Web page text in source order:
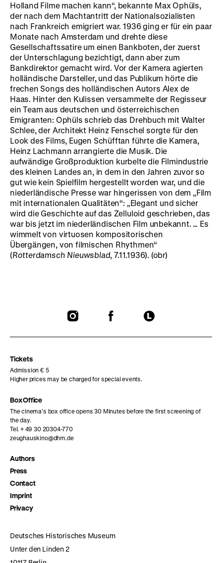
Holland Filme machen kann“, bekannte Max Ophüls,
der nach dem Machtantritt der Nationalsozialisten
nach Frankreich emigriert war. 1936 ging er für ein paar
Monate nach Amsterdam und drehte diese
Gesellschaftssatire um einen Bankboten, der zuerst
der Unterschlagung bezichtigt, dann aber zum
Bankdirektor gemacht wird. Vor der Kamera agierten
holländische Darsteller, und das Publikum hörte die
frechen Songs des holländischen Autors Alex de
Haas. Hinter den Kulissen versammelte der Regisseur
ein Team aus deutschen und österreichischen
Emigranten: Ophüls schrieb das Drehbuch mit Walter
Schlee, der Architekt Heinz Fenschel sorgte für den
Look des Films, Eugen Schüfftan führte die Kamera,
Heinz Lachmann arrangierte die Musik. Die
aufwändige Großproduktion kurbelte die Filmindustrie
des kleinen Landes an, in dem in den Jahren zuvor so
gut wie kein Spielfilm hergestellt worden war, und die
niederländische Presse war hingerissen von dem „Film
mit internationalen Qualitäten“: „Elegant und sicher
wird die Geschichte auf das Zelluloid geschrieben, das
war bis jetzt im niederländischen Film unbekannt. … Es
wimmelt von virtuosen kompositorischen
Übergängen, von filmischen Rhythmen“
(Rotterdamsch Nieuwsblad, 7.11.1936). (obr)
To
To
To
Tickets
Admission € 5
Higher prices may be charged for special events.
Box Office
The cinema’s box office opens 30 Minutes before the first screening of
the day.
Tel. + 49 30 20304-770
zeughauskino@dhm.de
Authors
Press
Contact
Imprint
Privacy
Deutsches Historisches Museum
Unter den Linden 2